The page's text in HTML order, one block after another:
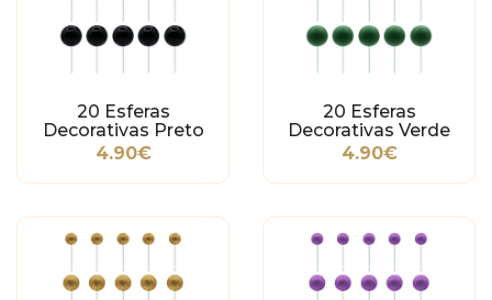
20 Esferas
Decorativas Preto
4.90€
20 Esferas
Decorativas Verde
Escuro
4.90€